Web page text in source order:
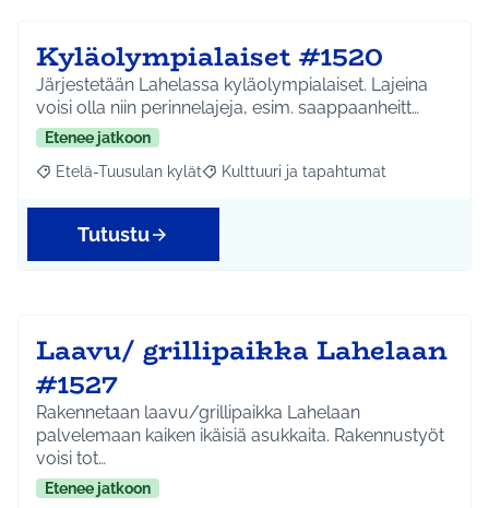
Kyläolympialaiset #1520
Järjestetään Lahelassa kyläolympialaiset. Lajeina
voisi olla niin perinnelajeja, esim. saappaanheitt…
Etenee jatkoon
Rajaa tulokset aihepiirin mukaan: Etelä-Tuusulan kylät
Etelä-Tuusulan kylät Rajaa tulokset teeman mukaan:
Kulttuuri ja tapahtumat
Tutustu
Laavu/ grillipaikka Lahelaan
#1527
Rakennetaan laavu/grillipaikka Lahelaan
palvelemaan kaiken ikäisiä asukkaita. Rakennustyöt
voisi tot…
Etenee jatkoon